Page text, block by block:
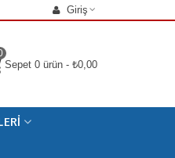
Giriş
Sepet 0 ürün - ₺0,00